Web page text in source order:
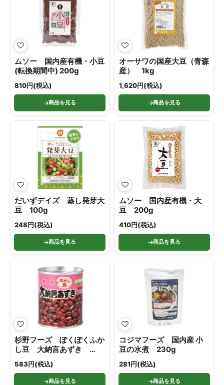
ムソー 国内産有機・小豆
(転換期間中) 200g
810円(税込)
商品を見る
オーサワの国産大豆（青森
産） 1kg
1,620円(税込)
商品を見る
だいずデイズ 蒸し発芽大
豆 100g
248円(税込)
商品を見る
ムソー 国内産有機・大
豆 200g
410円(税込)
商品を見る
杉野フーズ ぽくぽくふか
し豆 大納言あずき
140g
583円(税込)
商品を見る
コジマフーズ 国内産 小
豆の水煮 230g
281円(税込)
商品を見る